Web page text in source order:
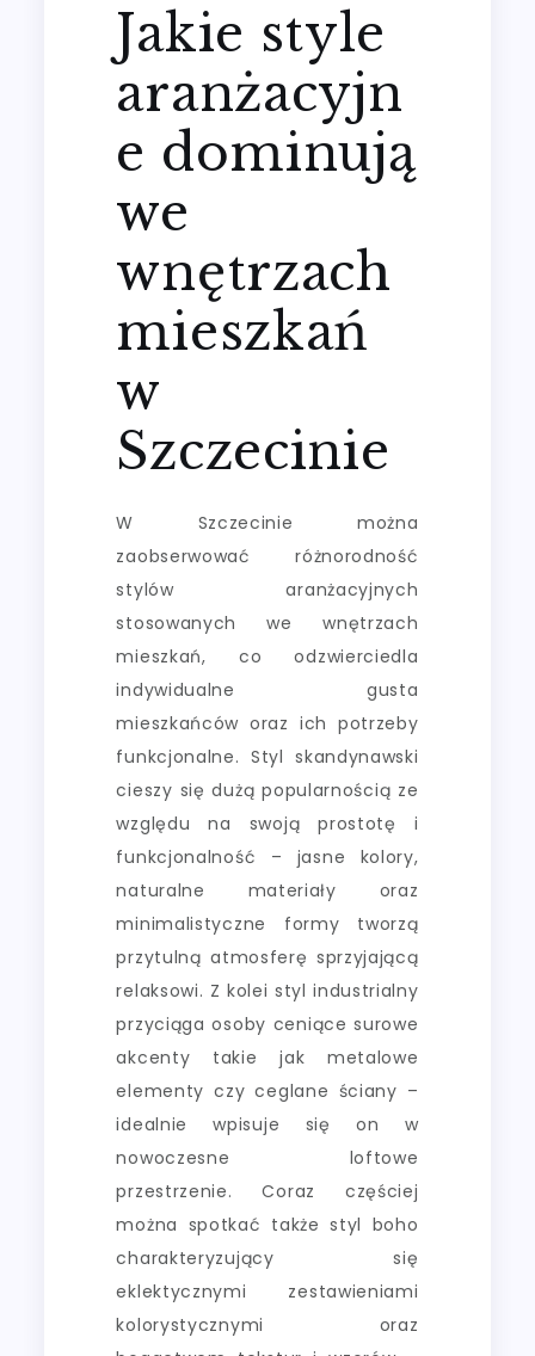
Jakie style
aranżacyjn
e dominują
we
wnętrzach
mieszkań
w
Szczecinie
W Szczecinie można
zaobserwować różnorodność
stylów aranżacyjnych
stosowanych we wnętrzach
mieszkań, co odzwierciedla
indywidualne gusta
mieszkańców oraz ich potrzeby
funkcjonalne. Styl skandynawski
cieszy się dużą popularnością ze
względu na swoją prostotę i
funkcjonalność – jasne kolory,
naturalne materiały oraz
minimalistyczne formy tworzą
przytulną atmosferę sprzyjającą
relaksowi. Z kolei styl industrialny
przyciąga osoby ceniące surowe
akcenty takie jak metalowe
elementy czy ceglane ściany –
idealnie wpisuje się on w
nowoczesne loftowe
przestrzenie. Coraz częściej
można spotkać także styl boho
charakteryzujący się
eklektycznymi zestawieniami
kolorystycznymi oraz